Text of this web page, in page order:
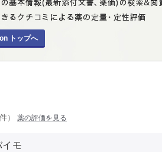
トップへ
） 薬の評価を見る
イモ